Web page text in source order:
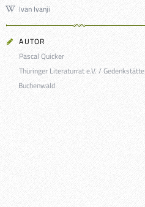
Ivan Ivanji
AUTOR
Pascal Quicker
Thüringer Literaturrat e.V. / Gedenkstätte
Buchenwald